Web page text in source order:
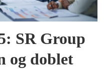
SR Group
og doblet